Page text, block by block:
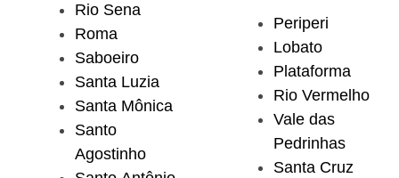
Rio Sena
Roma
Saboeiro
Santa Luzia
Santa Mônica
Santo
Agostinho
Periperi
Lobato
Plataforma
Rio Vermelho
Vale das
Pedrinhas
Santa Cruz